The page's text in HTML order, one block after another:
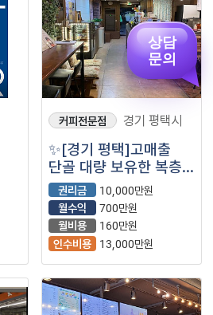
커피전문점 경기 평택시
✨[경기 평택]고매출
단골 대량 보유한 복층
요거프레소✨
권리금
10,000만원
월수익
700만원
월비용
160만원
인수비용
13,000만원
상담
문의